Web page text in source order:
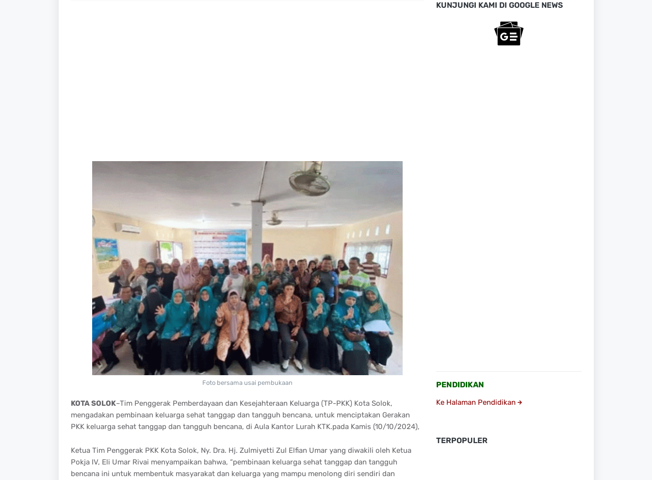
Foto bersama usai pembukaan
KOTA SOLOK–Tim Penggerak Pemberdayaan dan Kesejahteraan Keluarga (TP-PKK) Kota Solok,
mengadakan pembinaan keluarga sehat tanggap dan tangguh bencana, untuk menciptakan Gerakan
PKK keluarga sehat tanggap dan tangguh bencana, di Aula Kantor Lurah KTK.pada Kamis (10/10/2024),
Ketua Tim Penggerak PKK Kota Solok, Ny. Dra. Hj. Zulmiyetti Zul Elfian Umar yang diwakili oleh Ketua
Pokja IV, Eli Umar Rivai menyampaikan bahwa, “pembinaan keluarga sehat tanggap dan tangguh
bencana ini untuk membentuk masyarakat dan keluarga yang mampu menolong diri sendiri dan
KUNJUNGI KAMI DI GOOGLE NEWS
PENDIDIKAN
Ke Halaman Pendidikan
TERPOPULER